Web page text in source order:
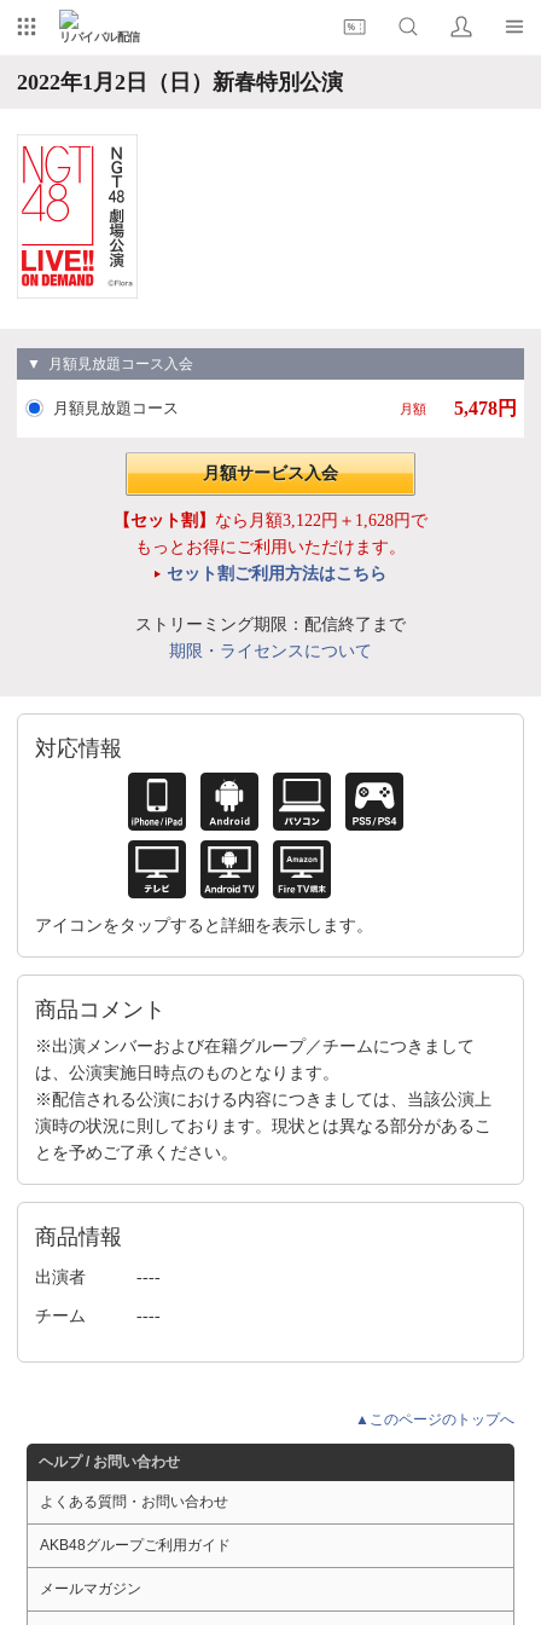
リバイバル配信
2022年1月2日（日）新春特別公演
▼ 月額見放題コース入会
月額見放題コース 月額 5,478円
月額サービス入会
【セット割】 なら月額3,122円＋1,628円で
もっとお得にご利用いただけます。
セット割ご利用方法はこちら
ストリーミング期限：配信終了まで
期限・ライセンスについて
対応情報
アイコンをタップすると詳細を表示します。
商品コメント
※出演メンバーおよび在籍グループ／チームにつきまして
は、公演実施日時点のものとなります。
※配信される公演における内容につきましては、当該公演上
演時の状況に則しております。現状とは異なる部分があるこ
とを予めご了承ください。
商品情報
出演者 ----
チーム ----
▲このページのトップへ
ヘルプ / お問い合わせ
よくある質問・お問い合わせ
AKB48グループご利用ガイド
メールマガジン